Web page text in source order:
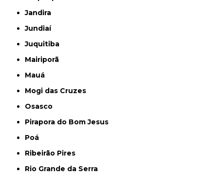
Jandira
Jundiaí
Juquitiba
Mairiporã
Mauá
Mogi das Cruzes
Osasco
Pirapora do Bom Jesus
Poá
Ribeirão Pires
Rio Grande da Serra